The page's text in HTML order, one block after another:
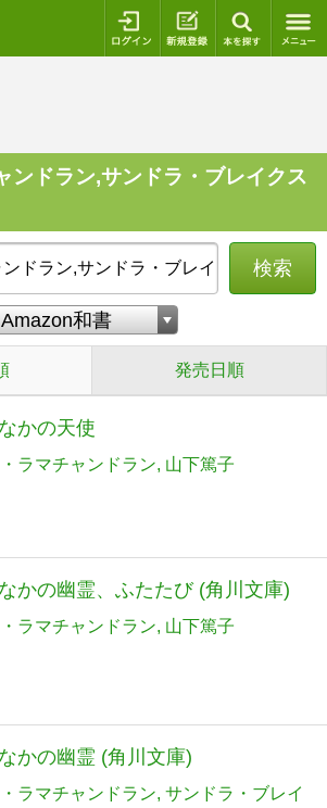
ログイン 新規登録
ンドラン,サンドラ・ブレイクス
検索
発売日順
かの天使
ラマチャンドラン 山下篤子
かの幽霊、ふたたび (角川文庫)
ラマチャンドラン 山下篤子
かの幽霊 (角川文庫)
ラマチャンドラン サンドラ・ブレイ